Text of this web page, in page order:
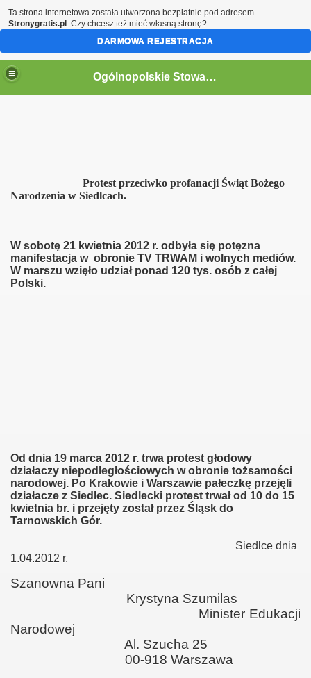
Ogólnopolskie Stowarzyszenie Internowanych i Represjonowanych
Protest przeciwko profanacji Świąt Bożego
Narodzenia w Siedlcach.
W sobotę 21 kwietnia 2012 r. odbyła się potęzna
manifestacja w obronie TV TRWAM i wolnych mediów.
W marszu wzięło udział ponad 120 tys. osób z całej
Polski.
Od dnia 19 marca 2012 r. trwa protest głodowy
działaczy niepodległościowych w obronie tożsamości
narodowej. Po Krakowie i Warszawie pałeczkę przejęli
działacze z Siedlec. Siedlecki protest trwał od 10 do 15
kwietnia br. i przejęty został przez Śląsk do
Tarnowskich Gór.
Siedlce dnia
1.04.2012 r.
Szanowna Pani
Krystyna Szumilas
Minister Edukacji
Narodowej
Al. Szucha 25
00-918 Warszawa
Ta strona internetowa została utworzona bezpłatnie pod adresem
Stronygratis.pl . Czy chcesz też mieć własną stronę?
DARMOWA REJESTRACJA